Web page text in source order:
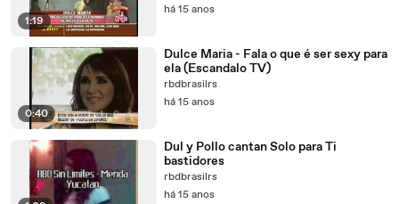
1:19
há 15 anos
0:40
Dulce Maria - Fala o que é ser sexy para
ela (Escandalo TV)
rbdbrasilrs
há 15 anos
Dul y Pollo cantan Solo para Ti
bastidores
rbdbrasilrs
há 15 anos